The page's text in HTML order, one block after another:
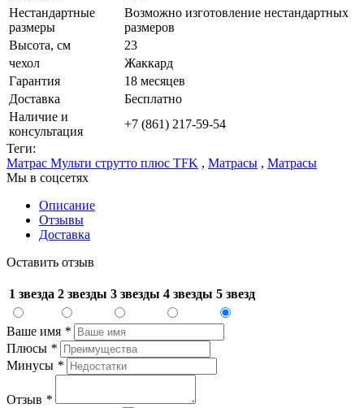
Нестандартные
размеры
Возможно изготовление нестандартных
размеров
Высота, см
23
чехол
Жаккард
Гарантия
18 месяцев
Доставка
Бесплатно
Наличие и
консультация
+7 (861) 217-59-54
Теги:
Матрас Мульти струтто плюс TFK , Матрасы , Матрасы
Мы в соцсетях
Описание
Отзывы
Доставка
Оставить отзыв
1 звезда 2 звезды 3 звезды 4 звезды 5 звезд
Ваше имя *
Плюсы *
Минусы *
Отзыв *